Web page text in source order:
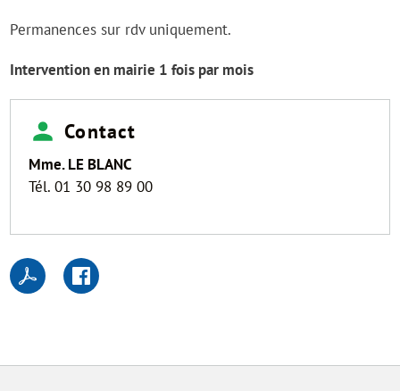
Permanences sur rdv uniquement.
Intervention en mairie 1 fois par mois
Contact
Mme. LE BLANC
Tél. 01 30 98 89 00